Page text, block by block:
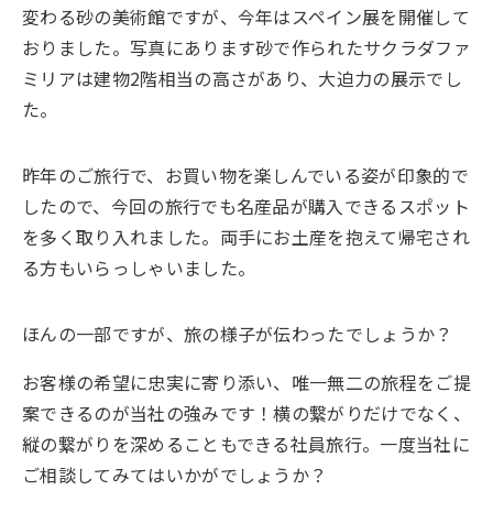
変わる砂の美術館ですが、今年はスペイン展を開催して
おりました。写真にあります砂で作られたサクラダファ
ミリアは建物2階相当の高さがあり、大迫力の展示でし
た。
昨年のご旅行で、お買い物を楽しんでいる姿が印象的で
したので、今回の旅行でも名産品が購入できるスポット
を多く取り入れました。両手にお土産を抱えて帰宅され
る方もいらっしゃいました。
ほんの一部ですが、旅の様子が伝わったでしょうか？
お客様の希望に忠実に寄り添い、唯一無二の旅程をご提
案できるのが当社の強みです！横の繋がりだけでなく、
縦の繋がりを深めることもできる社員旅行。一度当社に
ご相談してみてはいかがでしょうか？